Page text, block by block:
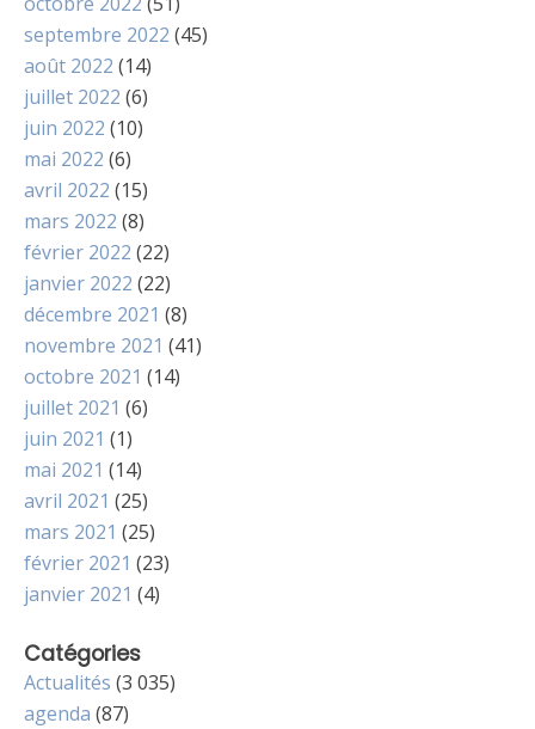
septembre 2022 (45)
août 2022 (14)
juillet 2022 (6)
juin 2022 (10)
mai 2022 (6)
avril 2022 (15)
mars 2022 (8)
février 2022 (22)
janvier 2022 (22)
décembre 2021 (8)
novembre 2021 (41)
octobre 2021 (14)
juillet 2021 (6)
juin 2021 (1)
mai 2021 (14)
avril 2021 (25)
mars 2021 (25)
février 2021 (23)
janvier 2021 (4)
Catégories
Actualités (3 035)
agenda (87)